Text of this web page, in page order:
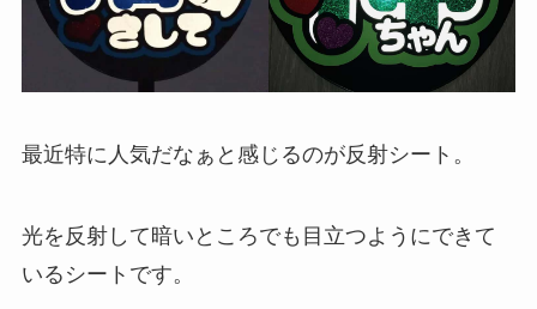
最近特に人気だなぁと感じるのが反射シート。
光を反射して暗いところでも目立つようにできて
いるシートです。